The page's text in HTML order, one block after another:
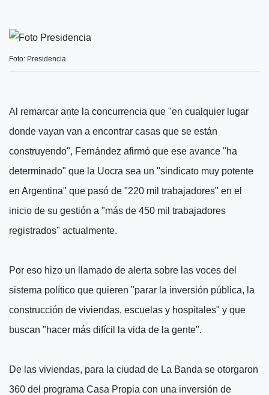
Foto: Presidencia.
Al remarcar ante la concurrencia que "en cualquier lugar
donde vayan van a encontrar casas que se están
construyendo", Fernández afirmó que ese avance "ha
determinado" que la Uocra sea un "sindicato muy potente
en Argentina" que pasó de "220 mil trabajadores" en el
inicio de su gestión a "más de 450 mil trabajadores
registrados" actualmente.
Por eso hizo un llamado de alerta sobre las voces del
sistema político que quieren "parar la inversión pública, la
construcción de viviendas, escuelas y hospitales" y que
buscan "hacer más difícil la vida de la gente".
De las viviendas, para la ciudad de La Banda se otorgaron
360 del programa Casa Propia con una inversión de